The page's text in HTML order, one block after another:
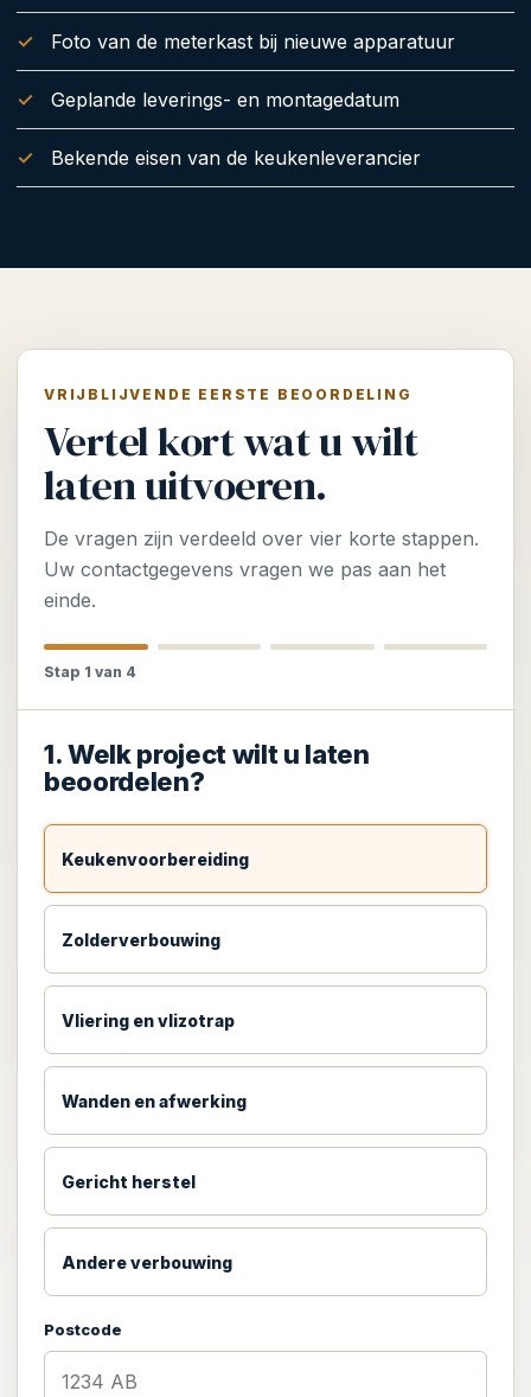
Foto van de meterkast bij nieuwe apparatuur
Geplande leverings- en montagedatum
Bekende eisen van de keukenleverancier
VRIJBLIJVENDE EERSTE BEOORDELING
Vertel kort wat u wilt
laten uitvoeren.
De vragen zijn verdeeld over vier korte stappen.
Uw contactgegevens vragen we pas aan het
einde.
Stap 1 van 4
1. Welk project wilt u laten
beoordelen?
Keukenvoorbereiding
Zolderverbouwing
Vliering en vlizotrap
Wanden en afwerking
Gericht herstel
Andere verbouwing
Postcode